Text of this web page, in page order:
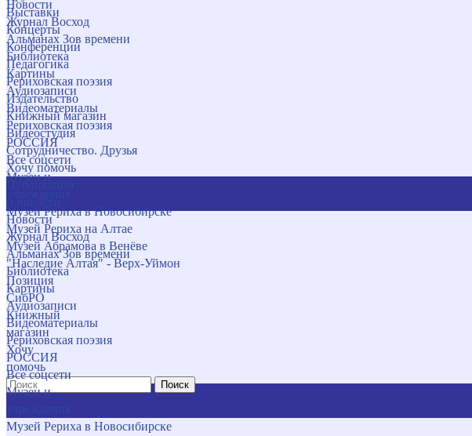
Новости
Журнал Восход
Альманах Зов времени
Библиотека
Картины
Аудиозаписи
Видеоматериалы
Рериховская поэзия
РОССИЯ
Все соцсети
Музеи и
Музей Рериха в Новосибирске
Музей Рериха на Алтае
Музей Абрамова в Венёве
"Наследие Алтая" - Верх-Уймон
Позиция
СибРО
Книжный
магазин
Хочу
помочь
Поиск
Выставки
Концерты
Конференции
Педагогика
Рериховская поэзия
Издательство
Книжный магазин
Видеостудия
Сотрудничество. Друзья
Хочу помочь
Новости
Журнал Восход
Альманах Зов времени
Библиотека
Картины
Аудиозаписи
Видеоматериалы
Рериховская поэзия
РОССИЯ
Все соцсети
Музеи и
Музей Рериха в Новосибирске